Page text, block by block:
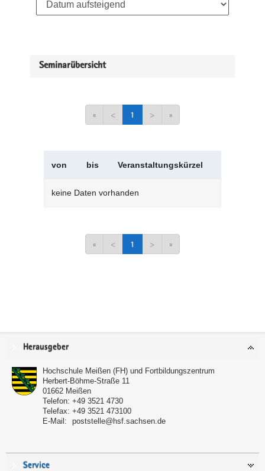
Seminarübersicht
« < 1 > »
von bis Veranstaltungskürzel
keine Daten vorhanden
« < 1 > »
Service
Herausgeber
Hochschule Meißen (FH) und Fortbildungszentrum
Herbert-Böhme-Straße 11
01662 Meißen
Telefon: +49 3521 4730
Telefax: +49 3521 473100
E-Mail:
poststelle@hsf.sachsen.de
Service